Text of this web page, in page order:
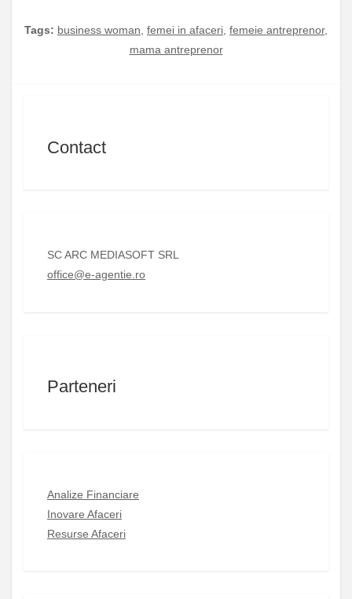
Tags: business woman femei in afaceri femeie antreprenor,
mama antreprenor
Contact
SC ARC MEDIASOFT SRL
office@e-agentie.ro
Parteneri
Analize Financiare
Inovare Afaceri
Resurse Afaceri